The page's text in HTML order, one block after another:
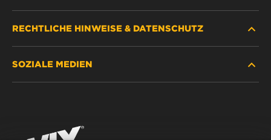
HÄNDLERSUCHE
KONTAKT
RECHTLICHE HINWEISE & DATENSCHUTZ
IMPRESSUM
SOZIALE MEDIEN